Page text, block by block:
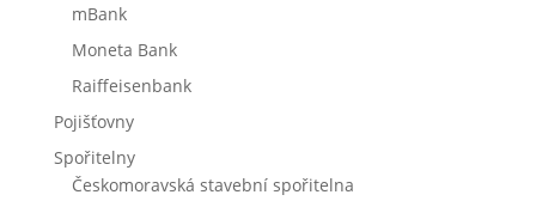
mBank
Moneta Bank
Raiffeisenbank
Pojišťovny
Spořitelny
Českomoravská stavební spořitelna